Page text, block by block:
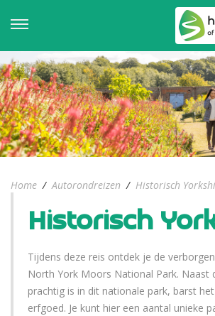
Home / Autorondreizen / Historisch
Historisch
Tijdens deze reis ontdek je de
North York Moors National Park. Naast
prachtig is in dit nationale park, barst
erfgoed. Je kunt hier een aantal unieke